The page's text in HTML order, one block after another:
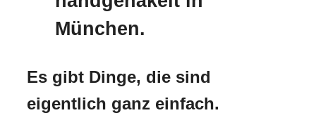
München.
Es gibt Dinge, die sind
eigentlich ganz einfach.